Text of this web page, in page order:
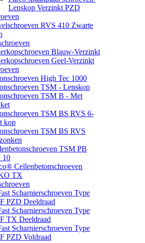
Lenskop Verzinkt PZD
RVS 410 Zwarte
Blauw-Verzinkt
Geel-Verzinkt
High Tec 1000
TSM - Lenskop
TSM B - Met
TSM BS RVS 6-
kop
TSM BS RVS
TSM PB
10
Cellenbetonschroeven
TX
Scharnierschroeven Type
PZD Deeldraad
Scharnierschroeven Type
TX Deeldraad
Scharnierschroeven Type
PZD Voldraad